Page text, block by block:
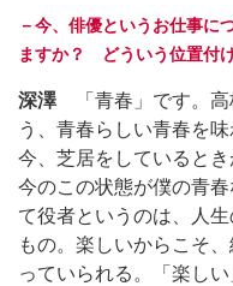
－今、俳優というお仕事に
ますか？ どういう位置付け
深澤 「青春」です。高
う、青春らしい青春を
今、芝居をしていると
今のこの状態が僕の青
て役者というのは、人
もの。楽しいからこそ
っていられる。「楽しい